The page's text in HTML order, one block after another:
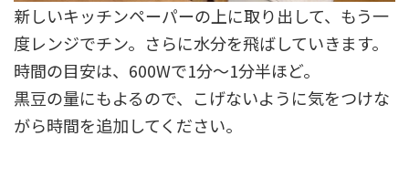
新しいキッチンペーパーの上に取り出して、もう一
度レンジでチン。さらに水分を飛ばしていきます。
時間の目安は、600Wで1分〜1分半ほど。
黒豆の量にもよるので、こげないように気をつけな
がら時間を追加してください。